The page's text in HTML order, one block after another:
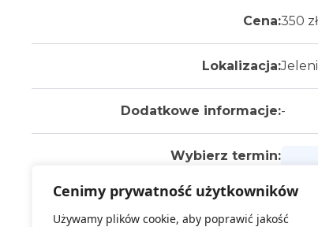
Cenimy prywatność użytkowników
Używamy plików cookie, aby poprawić jakość
Cena:350 zł
Lokalizacja:
Dodatkowe informacje:-
Wybierz termin: